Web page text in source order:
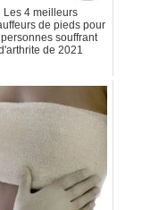
Les 4 meilleurs
de pieds pour
souffrant
de 2021